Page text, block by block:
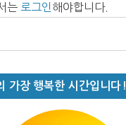
는 로그인 해야합니다.
가장 행복한 시간입니다!